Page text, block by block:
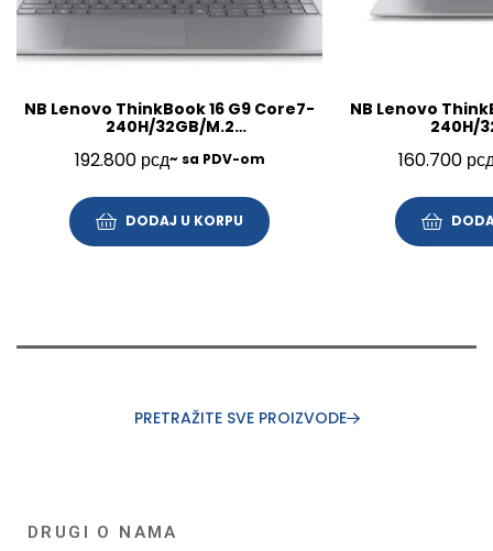
NB Lenovo ThinkBook 16 G9 Core7-
240H/32GB/M.2
192.800 рсд~ sa PDV-om
DODAJ U KORPU
NB Lenovo
240H/
160.700
PRETRAŽITE SVE PROIZVODE
DRUGI O NAMA